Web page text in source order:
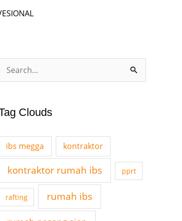
r
Clouds
ibs megga kontraktor
kontraktor rumah ibs pprt
rafting rumah ibs